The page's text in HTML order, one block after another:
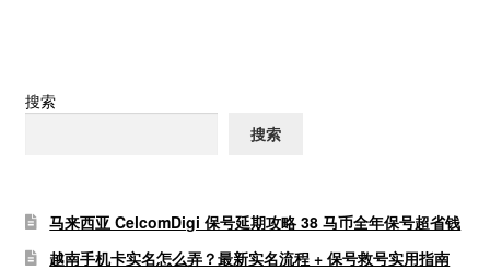
搜索
搜索
马来西亚 CelcomDigi 保号延期攻略 38 马币全年保号超省钱
越南手机卡实名怎么弄？最新实名流程 + 保号救号实用指南